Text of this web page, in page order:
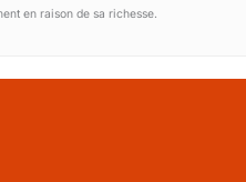
en raison de sa richesse.